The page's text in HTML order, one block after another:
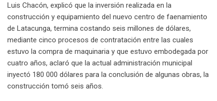
Luis Chacón, explicó que la inversión realizada en la
construcción y equipamiento del nuevo centro de faenamiento
de Latacunga, termina costando seis millones de dólares,
mediante cinco procesos de contratación entre las cuales
estuvo la compra de maquinaria y que estuvo embodegada por
cuatro años, aclaró que la actual administración municipal
inyectó 180 000 dólares para la conclusión de algunas obras, la
construcción tomó seis años.